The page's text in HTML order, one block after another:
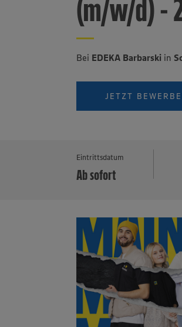
(m/w/d) -
Bei EDEKA Barbarski in
JETZT
Eintrittsdatum
Ab sofort